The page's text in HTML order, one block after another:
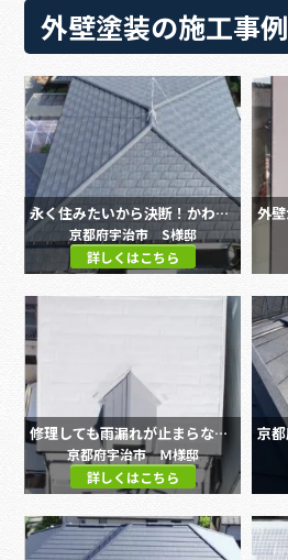
外壁塗装の施工事例
永く住みたいから決断！かわらUからROOGA鉄平へ屋根遮熱リフォ―ムと外壁塗装、雨樋交換工事
京都府宇治市 S様邸
詳しくはこちら
修理しても雨漏れが止まらない 屋根カバー・外壁貼り替え・外壁塗装・ベランダ防水工事
京都府宇治市 Ｍ様邸
詳しくはこちら